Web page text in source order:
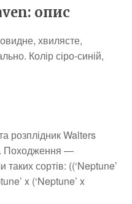
опис
хвилясте,
Колір сіро-синій,
розплідник Walters
Походження —
сортів: ((‘Neptune’
x (‘Neptune’ x